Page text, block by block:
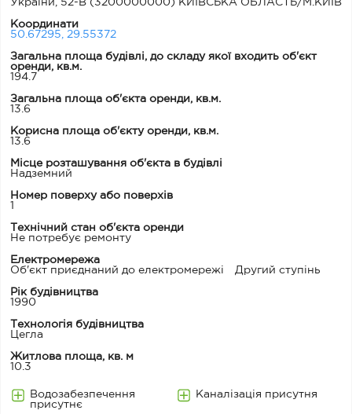
України, 52-В (3200000000) КИЇВСЬКА ОБЛАСТЬ/М.КИЇВ
Координати
50.67295, 29.55372
Загальна площа будівлі, до складу якої входить об'єкт
оренди, кв.м.
194.7
Загальна площа об'єкта оренди, кв.м.
13.6
Корисна площа об'єкту оренди, кв.м.
13.6
Місце розташування об'єкта в будівлі
Надземний
Номер поверху або поверхів
1
Технічний стан об'єкта оренди
Не потребує ремонту
Електромережа
Об'єкт приєднаний до електромережі
Другий ступінь
Рік будівництва
1990
Технологія будівництва
Цегла
Житлова площа, кв. м
10.3
Водозабезпечення
присутнє
Каналізація присутня